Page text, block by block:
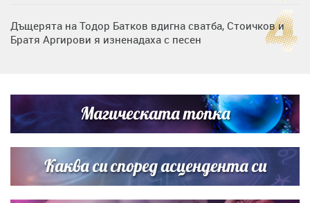
Дъщерята на Тодор Батков вдигна сватба, Стоичков и
Братя Аргирови я изненадаха с песен
Списъкът е ясен: Джей Ло и Риана във ВИП гостите на
сватбата на Роналдо
Магическата топка
Каква си според асцендента си